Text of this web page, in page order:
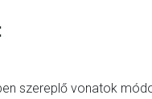
szereplő vonatok